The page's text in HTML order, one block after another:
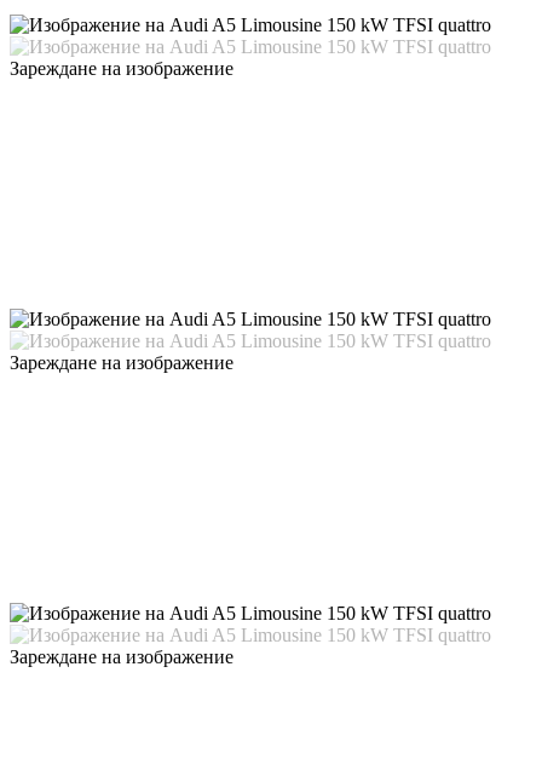
Зареждане на изображение
Зареждане на изображение
Зареждане на изображение